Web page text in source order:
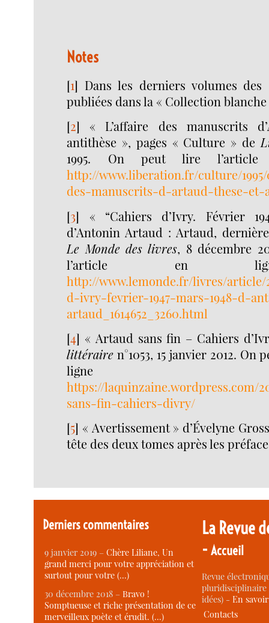
Notes
[1] Dans les derniers volumes des
publiées dans la « Collection
[2]« L’affaire des manuscrits
antithèse », pages « Culture » de
1995. On peut lire
http://www.liberation.fr/culture/
des-manuscrits-d-artaud-these-et-
[3] « “Cahiers d’Ivry. Février
d’Antonin Artaud : Artaud,
Le Monde des livres, 8 décembre
l’article en
http://www.lemonde.fr/livres/article/
d-ivry-fevrier-1947-mars-1948-d-
artaud_1614652_3260.html
[4] « Artaud sans fin – Cahiers
littéraire n°1053, 15 janvier 2012. On
ligne
https://laquinzaine.wordpress.com/
sans-fin-cahiers-divry/
[5] « Avertissement » d’Évelyne
tête des deux tomes après les
Derniers commentaires
9 janvier 2019 –Chère Liliane, Un
grand merci pour votre appréciation et
surtout pour votre (…)
30 décembre 2018 –Bravo !
Somptueuse et riche présentation de ce
merveilleux poète et érudit. (…)
La Revue
-Accueil
Revue
idées) -En
Contacts